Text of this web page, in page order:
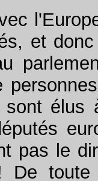
et
sont
pas le
De toute